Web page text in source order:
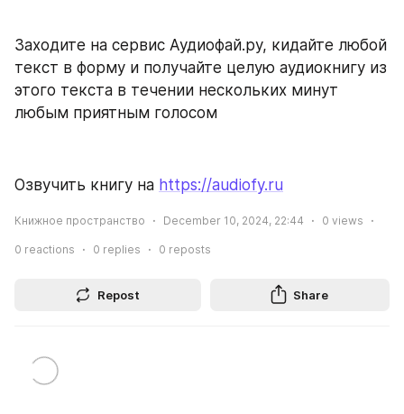
Заходите на сервис Аудиофай.ру, кидайте любой
текст в форму и получайте целую аудиокнигу из
этого текста в течении нескольких минут
любым приятным голосом
Озвучить книгу на https://audiofy.ru
Книжное пространство December 10, 2024, 22:44 0 views
0 reactions 0 replies 0 reposts
Repost Share